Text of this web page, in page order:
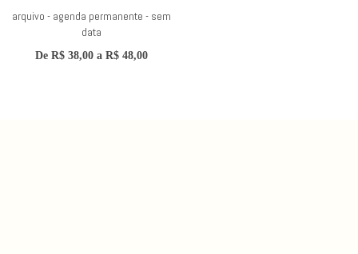
arquivo - agenda permanente - sem
data
De R$ 38,00 a R$ 48,00